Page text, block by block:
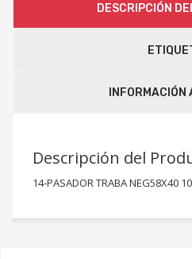
DESCRIPCIÓN
Descripción del
14-PASADOR TRABA NEG58X40